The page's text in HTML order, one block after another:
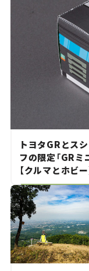
トヨタGRとス
フの限定「GRミ
【クルマとホビー